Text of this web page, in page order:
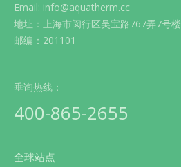
Email: info@aquatherm.cc
地址：上海市闵行区吴宝路767弄7号楼
邮编：201101
垂询热线：
400-865-2655
全球站点